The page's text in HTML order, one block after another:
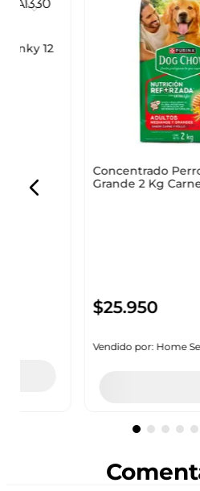
Concentrado
Grande 2 Kg
Agregar
Cargando el
Por favor, inicia sesión para